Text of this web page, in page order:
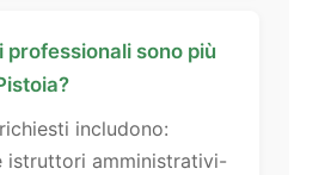
professionali sono più
includono:
istruttori amministrativi-